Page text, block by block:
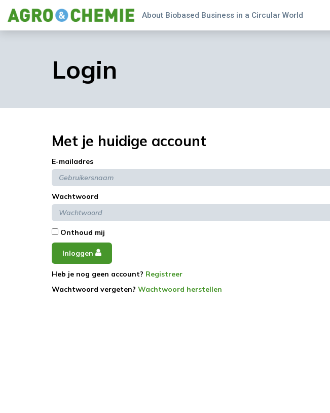
About Biobased Business in a Circular World
Login
Met je huidige account
E-mailadres
Wachtwoord
Onthoud mij
Inloggen
Heb je nog geen account? Registreer
Wachtwoord vergeten? Wachtwoord herstellen